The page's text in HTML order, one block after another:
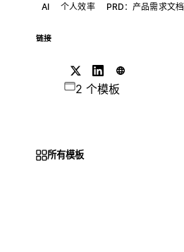
AI 个人效率 PRD：产品需求文档
链接
2 个模板
所有模板